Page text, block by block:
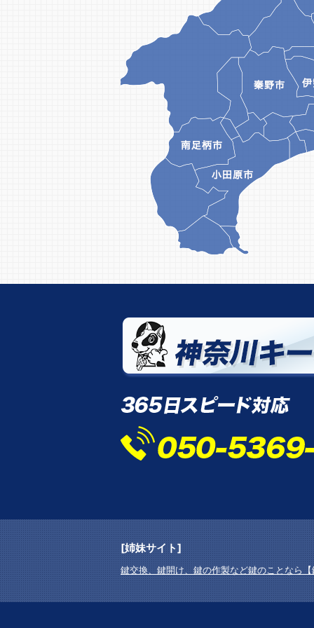
[姉妹サイト]
鍵交換、鍵開け、鍵の作製など鍵のことなら